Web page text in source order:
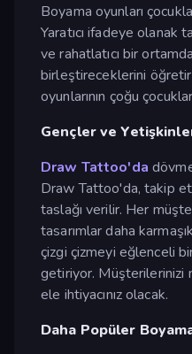
Boyama oyunları
Yaratıcı ifadeye olanak
ve rahatlatıcı bir
birleştireceklerini
oyunlarının çoğu
Gençler ve
Draw Tattoo'da
Draw Tattoo'da, takip
taslağı verilir. Her
tasarımlar daha
çizgi çizmeyi eğlenceli
getiriyor. Müşterilerinizi
ele ihtiyacınız olacak.
Daha Popüler